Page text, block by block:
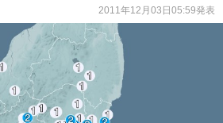
2011年12月03日05:59発表